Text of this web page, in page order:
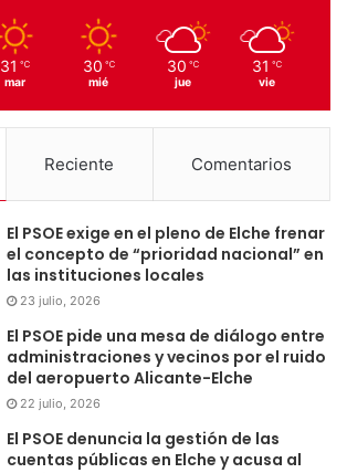
31 ℃
mar
30 ℃
mié
30 ℃
jue
31 ℃
vie
Reciente Comentarios
El PSOE exige en el pleno de Elche frenar
el concepto de “prioridad nacional” en
las instituciones locales
23 julio, 2026
El PSOE pide una mesa de diálogo entre
administraciones y vecinos por el ruido
del aeropuerto Alicante-Elche
22 julio, 2026
El PSOE denuncia la gestión de las
cuentas públicas en Elche y acusa al